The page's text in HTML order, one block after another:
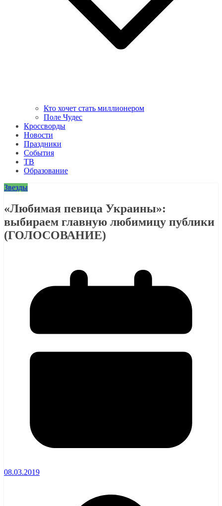
Кто хочет стать миллионером
Поле Чудес
Кроссворды
Новости
Праздники
События
ТВ
Образование
Звезды
«Любимая певица Украины»:
выбираем главную любимицу публики
(ГОЛОСОВАНИЕ)
08.03.2019